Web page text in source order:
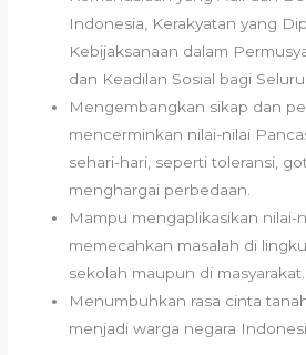
Indonesia, Kerakyatan yang
Kebijaksanaan dalam
dan Keadilan Sosial bagi
Mengembangkan sikap dan
mencerminkan nilai-nilai
sehari-hari, seperti toleransi,
menghargai perbedaan.
Mampu mengaplikasikan nilai-
memecahkan masalah di
sekolah maupun di masyarakat.
Menumbuhkan rasa cinta
menjadi warga negara